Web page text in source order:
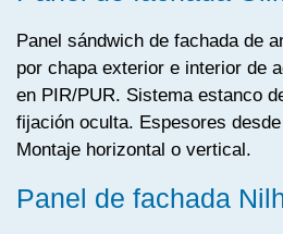
Panel sándwich de fachada de
por chapa exterior e interior de
en PIR/PUR. Sistema estanco
fijación oculta. Espesores
Montaje horizontal o vertical.
Panel de fachada